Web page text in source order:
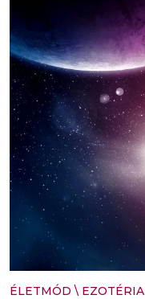
ÉLETMÓD \ EZOTÉRIA